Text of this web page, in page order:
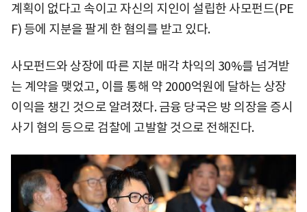
계획이 없다고 속이고 자신의 지인이 설립한 사모펀드(PE
F) 등에 지분을 팔게 한 혐의를 받고 있다.
사모펀드와 상장에 따른 지분 매각 차익의 30%를 넘겨받
는 계약을 맺었고, 이를 통해 약 2000억원에 달하는 상장
이익을 챙긴 것으로 알려졌다. 금융 당국은 방 의장을 증시
사기 혐의 등으로 검찰에 고발할 것으로 전해진다.